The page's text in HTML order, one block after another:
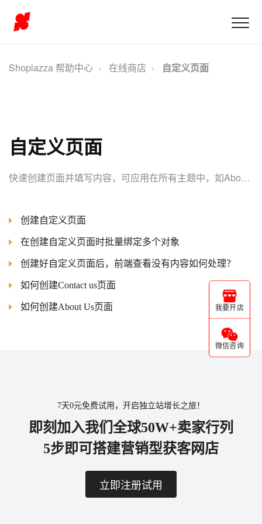
Shoplazza 帮助中心 在线商店 自定义页面
自定义页面
快速创建页面并填写内容，可应用在所有主题中，如About US、FAQ。也可以对页面网站SEO进行调整优化，在搜索引擎中获得更多的展现量。
创建自定义页面
在创建自定义页面时批量绑定多个对象
创建好自定义页面后，前端查看没有内容如何处理？
如何创建Contact us页面
如何创建About Us页面 我要开店
微信咨询
7天0元免费试用，开启独立站增长之旅！
即刻加入我们全球50W+卖家行列
5步即可搭建营销型获客网店
立即注册试用